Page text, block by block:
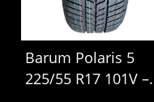
Barum Polaris 5
225/55 R17 101V –